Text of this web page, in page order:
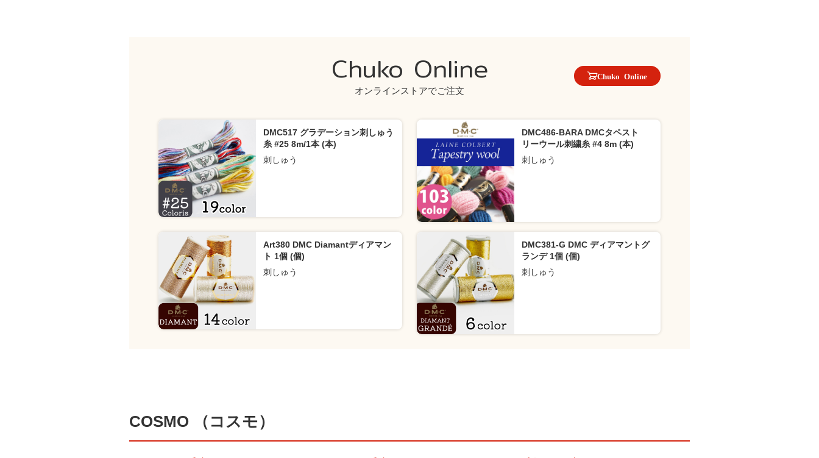
Chuko Online
オンラインストアでご注文
Chuko Online
DMC517 グラデーション刺しゅう
糸 #25 8m/1本 (本)
刺しゅう
DMC486-BARA DMCタペスト
リーウール刺繍糸 #4 8m (本)
刺しゅう
Art380 DMC Diamantディアマン
ト 1個 (個)
刺しゅう
DMC381-G DMC ディアマントグ
ランデ 1個 (個)
刺しゅう
COSMO （コスモ）